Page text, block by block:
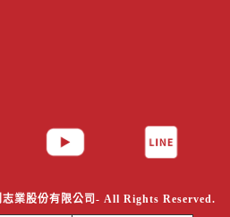
業股份有限公司- All Rights Reserved.